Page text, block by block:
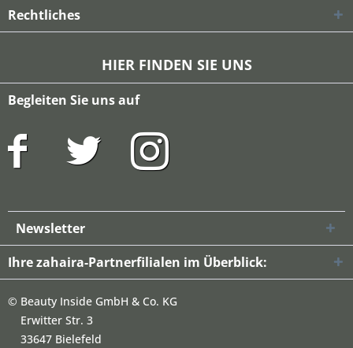
Rechtliches
HIER FINDEN SIE UNS
Begleiten Sie uns auf
Newsletter
Ihre zahaira-Partnerfilialen im Überblick:
© Beauty Inside GmbH & Co. KG
Erwitter Str. 3
33647 Bielefeld